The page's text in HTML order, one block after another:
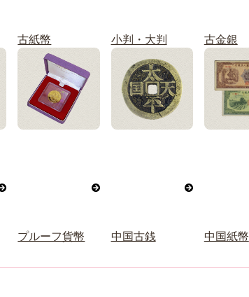
古紙幣 小判・大判 古金銀
プルーフ貨幣 中国古銭 中国紙幣